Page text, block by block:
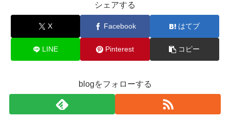
シェアする
X Facebook はてブ
LINE Pinterest コピー
blogをフォローする